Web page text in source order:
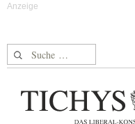
Suche nach: